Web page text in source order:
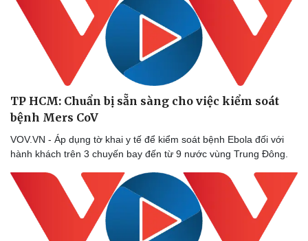
Pháp luật
Vụ án
Tin nóng
Tư vấn luật
Quân sự - Quốc phòng
Việt Nam
Phân tích
TP HCM: Chuẩn bị sẵn sàng cho việc kiểm soát
bệnh Mers CoV
VOV.VN - Áp dụng tờ khai y tế để kiểm soát bệnh Ebola đối với
hành khách trên 3 chuyến bay đến từ 9 nước vùng Trung Đông.